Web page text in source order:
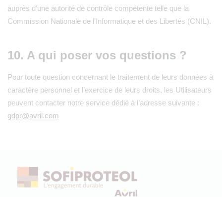
auprès d’une autorité de contrôle compétente telle que la
Commission Nationale de l’Informatique et des Libertés (CNIL).
10. A qui poser vos questions ?
Pour toute question concernant le traitement de leurs données à
caractère personnel et l’exercice de leurs droits, les Utilisateurs
peuvent contacter notre service dédié à l’adresse suivante :
gdpr@avril.com